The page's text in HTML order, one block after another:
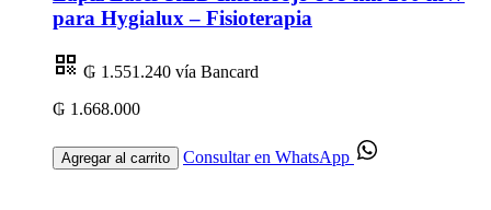
para Hygialux – Fisioterapia
₲ 1.551.240 vía Bancard
₲ 1.668.000
Agregar al carrito Consultar en WhatsApp